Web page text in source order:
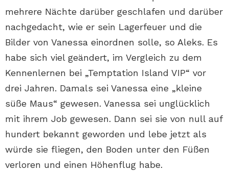
mehrere Nächte darüber geschlafen und darüber
nachgedacht, wie er sein Lagerfeuer und die
Bilder von Vanessa einordnen solle, so Aleks. Es
habe sich viel geändert, im Vergleich zu dem
Kennenlernen bei „Temptation Island VIP“ vor
drei Jahren. Damals sei Vanessa eine „kleine
süße Maus“ gewesen. Vanessa sei unglücklich
mit ihrem Job gewesen. Dann sei sie von null auf
hundert bekannt geworden und lebe jetzt als
würde sie fliegen, den Boden unter den Füßen
verloren und einen Höhenflug habe.